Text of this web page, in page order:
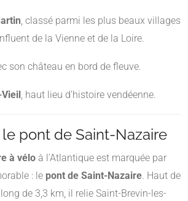
, classé parmi les plus beaux villages
de la Vienne et de la Loire.
son château en bord de fleuve.
, haut lieu d’histoire vendéenne.
le pont de Saint-Nazaire
à vélo à l’Atlantique est marquée par
: le pont de Saint-Nazaire. Haut de
de 3,3 km, il relie Saint-Brevin-les-